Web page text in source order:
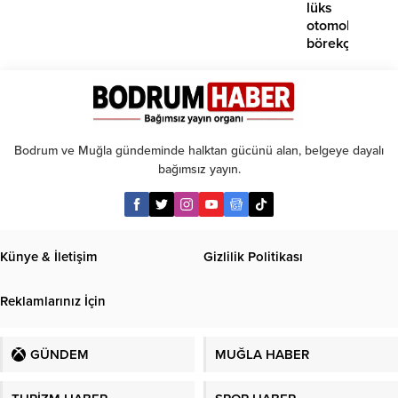
lüks
otomobil
börekçiye
Bodrum ve Muğla gündeminde halktan gücünü alan, belgeye dayalı
bağımsız yayın.
Künye & İletişim Gizlilik Politikası
Reklamlarınız İçin
GÜNDEM MUĞLA HABER